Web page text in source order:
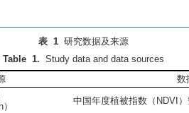
表 1 研究数据及来源
Table 1. Study data and data sources
数
）
中国年度植被指数（NDVI